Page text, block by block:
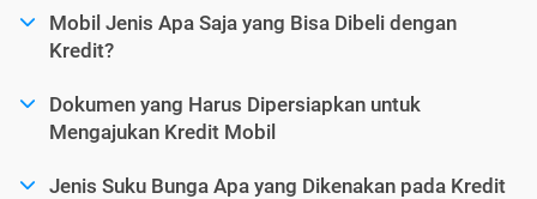
Mobil Jenis Apa Saja yang Bisa Dibeli dengan
Kredit?
Dokumen yang Harus Dipersiapkan untuk
Mengajukan Kredit Mobil
Jenis Suku Bunga Apa yang Dikenakan pada Kredit